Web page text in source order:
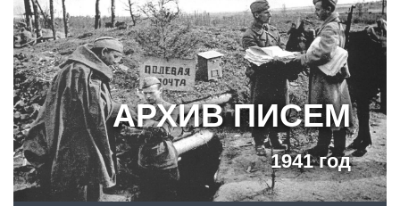
АРХИВ ПИСЕМ
1941 год